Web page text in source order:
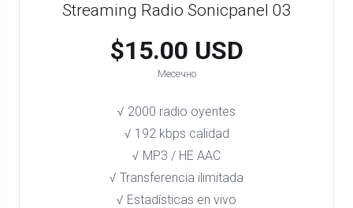
Streaming Radio Sonicpanel 03
$15.00 USD
Месечно
√ 2000 radio oyentes
√ 192 kbps calidad
√ MP3 / HE AAC
√ Transferencia ilimitada
√ Estadísticas en vivo